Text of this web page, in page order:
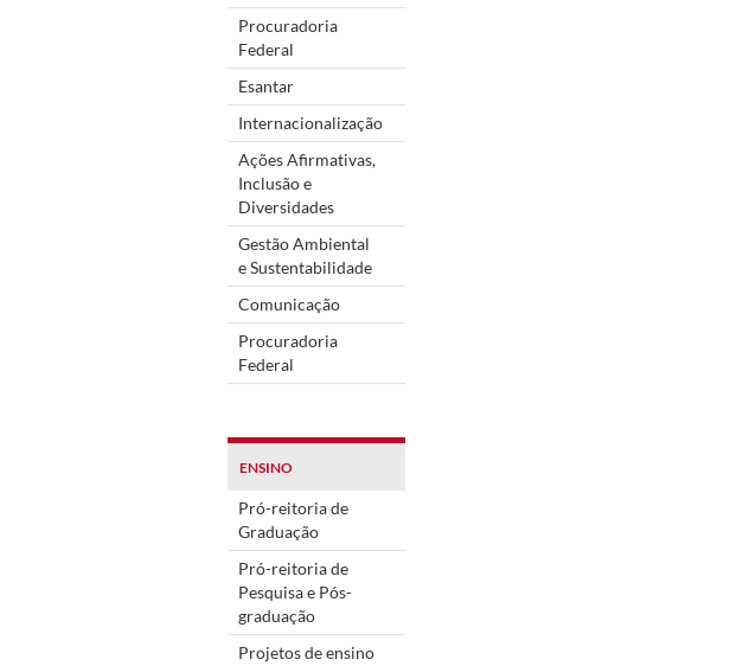
Procuradoria
Federal
Esantar
Internacionalização
Ações Afirmativas,
Inclusão e
Diversidades
Gestão Ambiental
e Sustentabilidade
Comunicação
Procuradoria
Federal
ENSINO
Pró-reitoria de
Graduação
Pró-reitoria de
Pesquisa e Pós-
graduação
Projetos de ensino